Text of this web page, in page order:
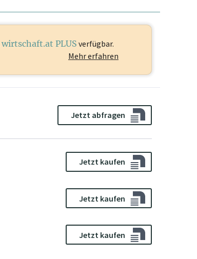
wirtschaft.at PLUS verfügbar.
Mehr erfahren
Jetzt abfragen
Jetzt kaufen
Jetzt kaufen
Jetzt kaufen